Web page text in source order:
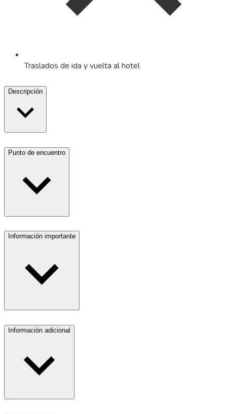
Traslados de ida y vuelta al hotel
Descripción
Punto de encuentro
Información importante
Información adicional